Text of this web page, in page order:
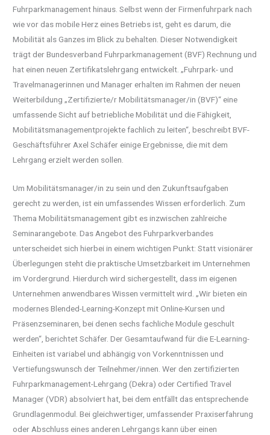
Fuhrparkmanagement hinaus. Selbst wenn der Firmenfuhrpark nach
wie vor das mobile Herz eines Betriebs ist, geht es darum, die
Mobilität als Ganzes im Blick zu behalten. Dieser Notwendigkeit
trägt der Bundesverband Fuhrparkmanagement (BVF) Rechnung und
hat einen neuen Zertifikatslehrgang entwickelt. „Fuhrpark- und
Travelmanagerinnen und Manager erhalten im Rahmen der neuen
Weiterbildung „Zertifizierte/r Mobilitätsmanager/in (BVF)“ eine
umfassende Sicht auf betriebliche Mobilität und die Fähigkeit,
Mobilitätsmanagementprojekte fachlich zu leiten“, beschreibt BVF-
Geschäftsführer Axel Schäfer einige Ergebnisse, die mit dem
Lehrgang erzielt werden sollen.
Um Mobilitätsmanager/in zu sein und den Zukunftsaufgaben
gerecht zu werden, ist ein umfassendes Wissen erforderlich. Zum
Thema Mobilitätsmanagement gibt es inzwischen zahlreiche
Seminarangebote. Das Angebot des Fuhrparkverbandes
unterscheidet sich hierbei in einem wichtigen Punkt: Statt visionärer
Überlegungen steht die praktische Umsetzbarkeit im Unternehmen
im Vordergrund. Hierdurch wird sichergestellt, dass im eigenen
Unternehmen anwendbares Wissen vermittelt wird. „Wir bieten ein
modernes Blended-Learning-Konzept mit Online-Kursen und
Präsenzseminaren, bei denen sechs fachliche Module geschult
werden“, berichtet Schäfer. Der Gesamtaufwand für die E-Learning-
Einheiten ist variabel und abhängig von Vorkenntnissen und
Vertiefungswunsch der Teilnehmer/innen. Wer den zertifizierten
Fuhrparkmanagement-Lehrgang (Dekra) oder Certified Travel
Manager (VDR) absolviert hat, bei dem entfällt das entsprechende
Grundlagenmodul. Bei gleichwertiger, umfassender Praxiserfahrung
oder Abschluss eines anderen Lehrgangs kann über einen